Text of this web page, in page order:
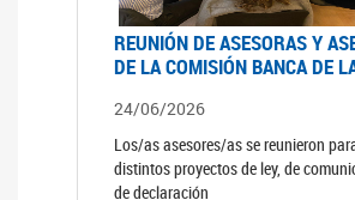
REUNIÓN DE ASESORAS Y
DE LA COMISIÓN BANCA DE
24/06/2026
Los/as asesores/as se reunieron
distintos proyectos de ley, de
de declaración